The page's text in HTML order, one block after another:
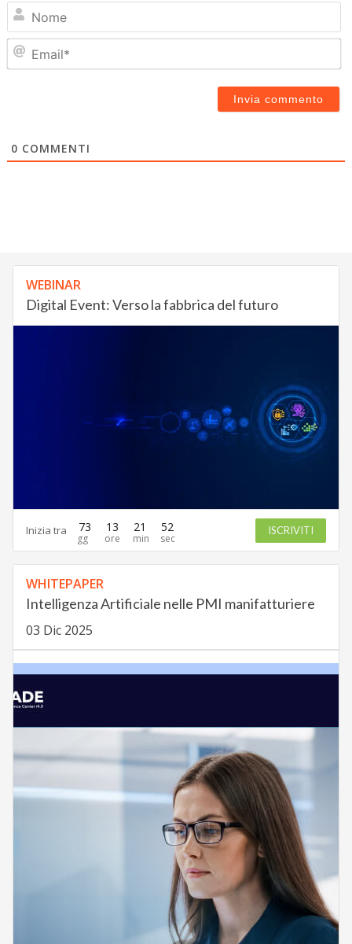
0 COMMENTI
WEBINAR
Digital Event: Verso la fabbrica del futuro
Inizia tra 73 13 21 51 ISCRIVITI
WHITEPAPER
Intelligenza Artificiale nelle PMI manifatturiere
03 Dic 2025